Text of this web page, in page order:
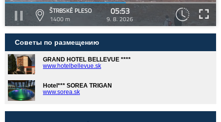
ŠTRBSKÉ PLESO
1400 m
05:53
9. 8. 2026
Советы по размещению
GRAND HOTEL BELLEVUE ****
www.hotelbellevue.sk
Hotel*** SOREA TRIGAN
www.sorea.sk